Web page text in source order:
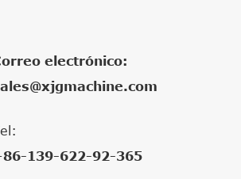
electrónico:
139-622-92-365